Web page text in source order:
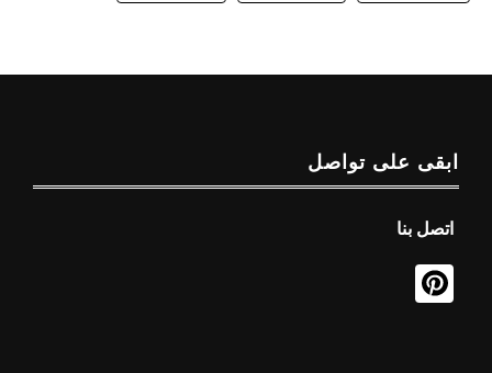
ابقى على تواصل
اتصل بنا